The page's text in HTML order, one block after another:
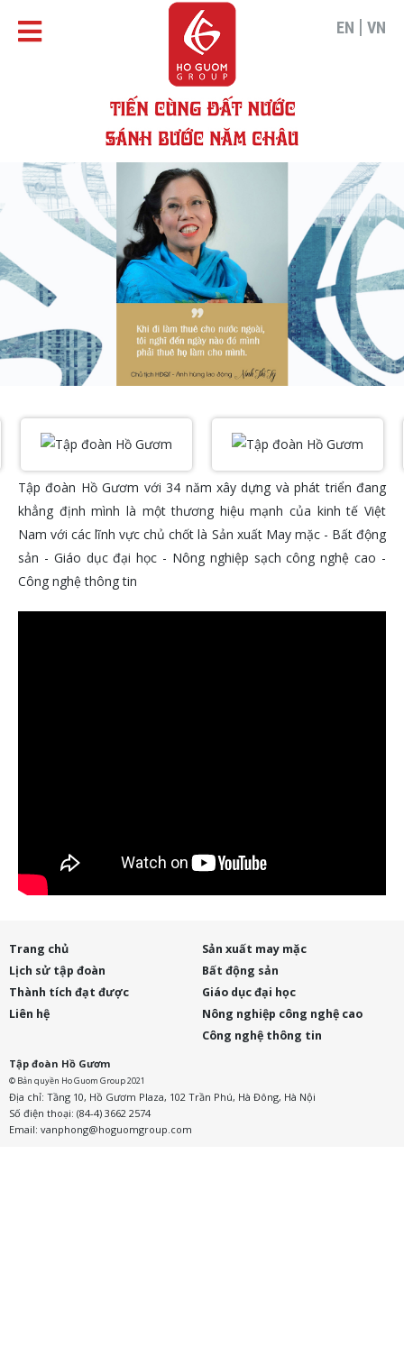
EN | VN
Tập đoàn Hồ Gươm với 34 năm xây dựng và phát triển đang
khẳng định mình là một thương hiệu mạnh của kinh tế Việt
Nam với các lĩnh vực chủ chốt là Sản xuất May mặc - Bất động
sản - Giáo dục đại học - Nông nghiệp sạch công nghệ cao -
Công nghệ thông tin
Trang chủ
Lịch sử tập đoàn
Thành tích đạt được
Liên hệ
Sản xuất may mặc
Bất động sản
Giáo dục đại học
Nông nghiệp công nghệ cao
Công nghệ thông tin
Tập đoàn Hồ Gươm
© Bản quyền Ho Guom Group 2021
Địa chỉ: Tầng 10, Hồ Gươm Plaza, 102 Trần Phú, Hà Đông, Hà Nội
Số điện thoại: (84-4) 3662 2574
Email: vanphong@hoguomgroup.com